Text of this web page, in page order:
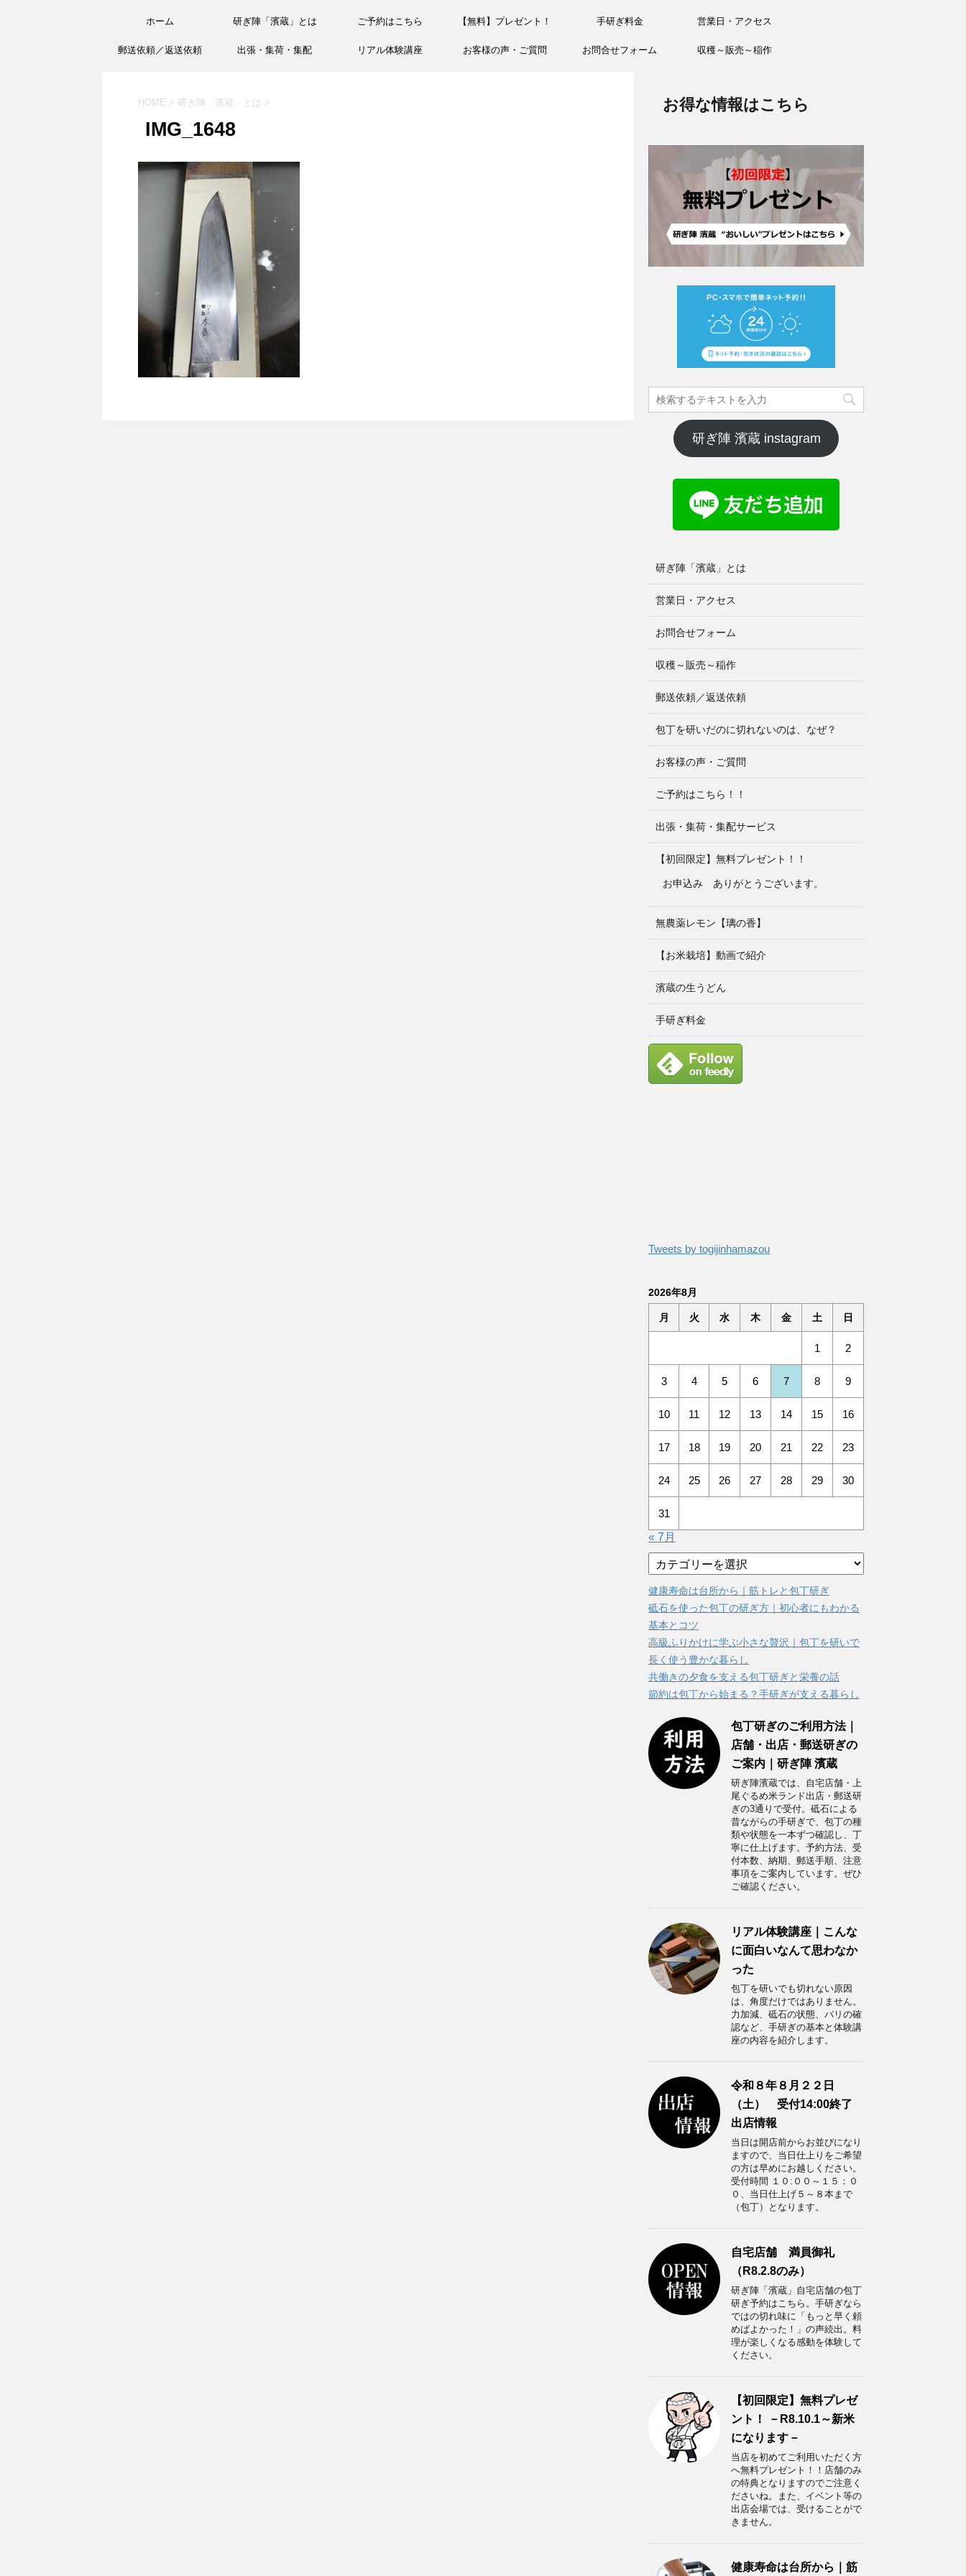
ホーム 研ぎ陣「濱蔵」とは ご予約はこちら 【無料】プレゼント！ 手研ぎ料金 営業日・アクセス
郵送依頼／返送依頼 出張・集荷・集配 リアル体験講座 お客様の声・ご質問 お問合せフォーム 収穫～販売～稲作
HOME > 研ぎ陣「濱蔵」とは >
IMG_1648
お得な情報はこちら
研ぎ陣 濱蔵 instagram
研ぎ陣「濱蔵」とは
営業日・アクセス
お問合せフォーム
収穫～販売～稲作
郵送依頼／返送依頼
包丁を研いだのに切れないのは、なぜ？
お客様の声・ご質問
ご予約はこちら！！
出張・集荷・集配サービス
【初回限定】無料プレゼント！！
お申込み ありがとうございます。
無農薬レモン【璃の香】
【お米栽培】動画で紹介
濱蔵の生うどん
手研ぎ料金
Tweets by togijinhamazou
2026年8月
月 火 水 木 金 土 日
1 2
3 4 5 6 7 8 9
10 11 12 13 14 15 16
17 18 19 20 21 22 23
24 25 26 27 28 29 30
31
« 7月
テ
ゴ
リ
ー
健康寿命は台所から｜筋トレと包丁研ぎ
砥石を使った包丁の研ぎ方｜初心者にもわかる
基本とコツ
高級ふりかけに学ぶ小さな贅沢｜包丁を研いで
長く使う豊かな暮らし
共働きの夕食を支える包丁研ぎと栄養の話
節約は包丁から始まる？手研ぎが支える暮らし
包丁研ぎのご利用方法｜
店舗・出店・郵送研ぎの
ご案内｜研ぎ陣 濱蔵
研ぎ陣濱蔵では、自宅店舗・上
尾ぐるめ米ランド出店・郵送研
ぎの3通りで受付。砥石による
昔ながらの手研ぎで、包丁の種
類や状態を一本ずつ確認し、丁
寧に仕上げます。予約方法、受
付本数、納期、郵送手順、注意
事項をご案内しています。ぜひ
ご確認ください。
リアル体験講座｜こんな
に面白いなんて思わなか
った
包丁を研いでも切れない原因
は、角度だけではありません。
力加減、砥石の状態、バリの確
認など、手研ぎの基本と体験講
座の内容を紹介します。
令和８年８月２２日
（土） 受付14:00終了
出店情報
当日は開店前からお並びになり
ますので、当日仕上りをご希望
の方は早めにお越しください。
受付時間 １０:００～１５：０
０、当日仕上げ５～８本まで
（包丁）となります。
自宅店舗 満員御礼
（R8.2.8のみ）
研ぎ陣「濱蔵」自宅店舗の包丁
研ぎ予約はこちら。手研ぎなら
ではの切れ味に「もっと早く頼
めばよかった！」の声続出。料
理が楽しくなる感動を体験して
ください。
【初回限定】無料プレゼ
ント！ －R8.10.1～新米
になります－
当店を初めてご利用いただく方
へ無料プレゼント！！店舗のみ
の特典となりますのでご注意く
ださいね。また、イベント等の
出店会場では、受けることがで
きません。
健康寿命は台所から｜筋